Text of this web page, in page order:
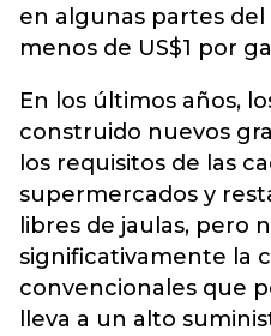
en algunas partes del
menos de US$1 por
En los últimos años,
construido nuevos
los requisitos de las
supermercados y
libres de jaulas, pero
significativamente la
convencionales que
lleva a un alto